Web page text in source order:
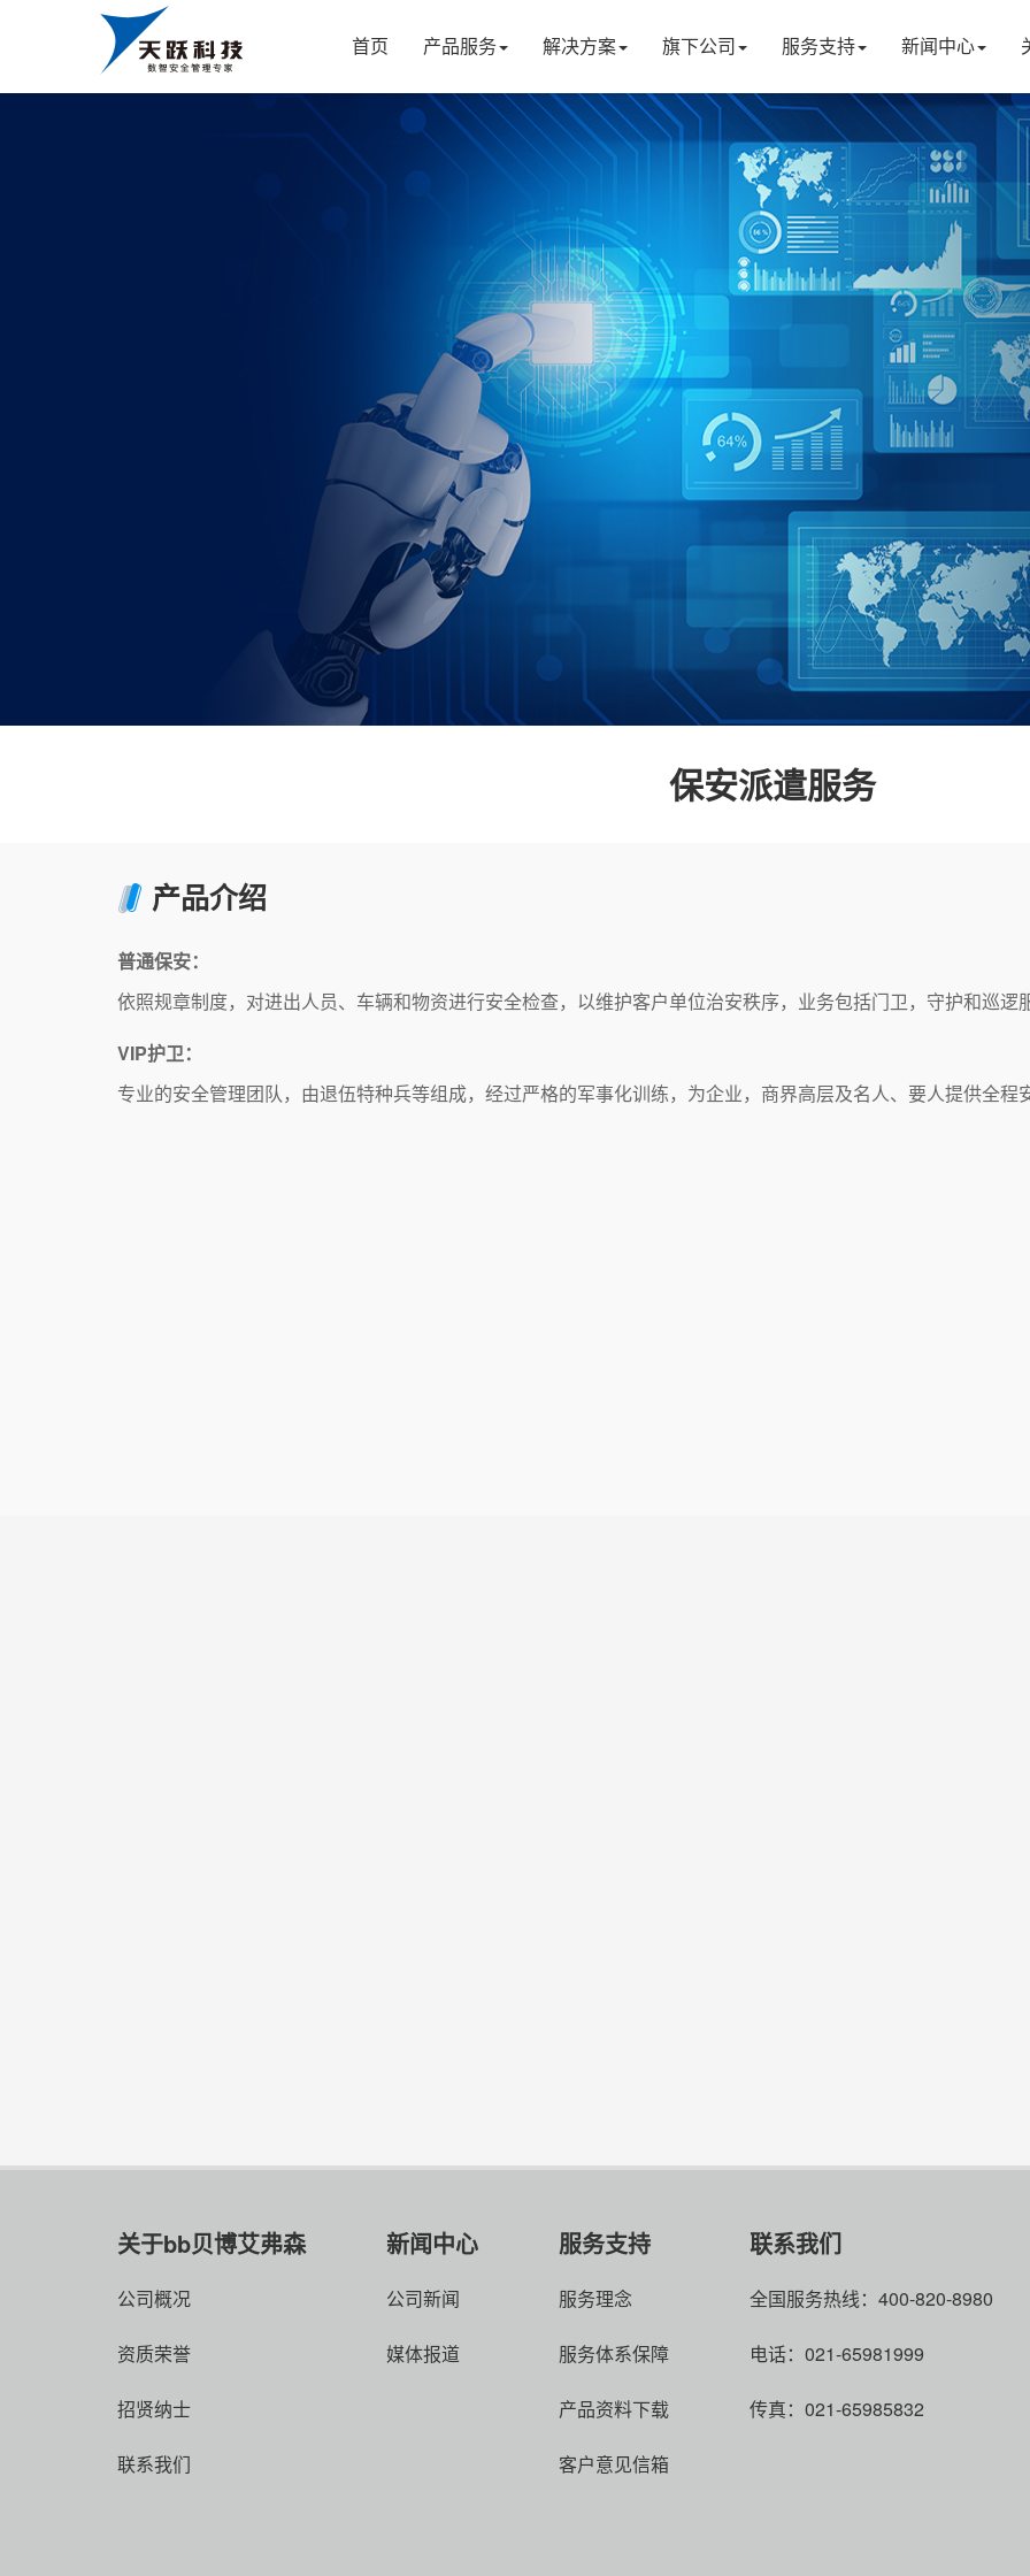
首页 产品服务 解决方案 旗下公司 服务支持 新闻中心
保安派遣服务
产品介绍
普通保安：
依照规章制度，对进出人员、车辆和物资进行安全检查，以维护客户单位治安秩序，业务包括门卫，守护和巡逻
VIP护卫：
专业的安全管理团队，由退伍特种兵等组成，经过严格的军事化训练，为企业，商界高层及名人、要人提供全
关于bb贝博艾弗森
公司概况
资质荣誉
招贤纳士
联系我们
新闻中心
公司新闻
媒体报道
服务支持
服务理念
服务体系保障
产品资料下载
客户意见信箱
联系我们
全国服务热线：400-820-8980
电话：021-65981999
传真：021-65985832